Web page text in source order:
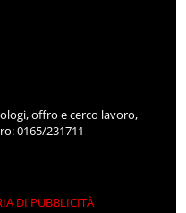
offro e cerco lavoro,
0165/231711
DI PUBBLICITÀ